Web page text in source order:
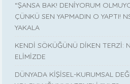
“ŞANSA BAK! DENİYORUM
ÇÜNKÜ SEN YAPMADIN O YAPTI!
YAKALA
KENDİ SÖKÜĞÜNÜ DİKEN TERZİ:
ELİMİZDE
DÜNYADA KİŞİSEL-KURUMSAL